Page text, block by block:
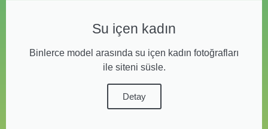
Su içen kadın
Binlerce model arasında su içen kadın fotoğrafları
ile siteni süsle.
Detay